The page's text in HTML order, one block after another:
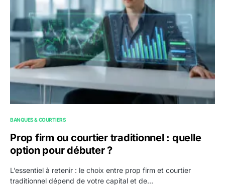
BANQUES & COURTIERS
Prop firm ou courtier traditionnel : quelle
option pour débuter ?
L’essentiel à retenir : le choix entre prop firm et courtier
traditionnel dépend de votre capital et de…